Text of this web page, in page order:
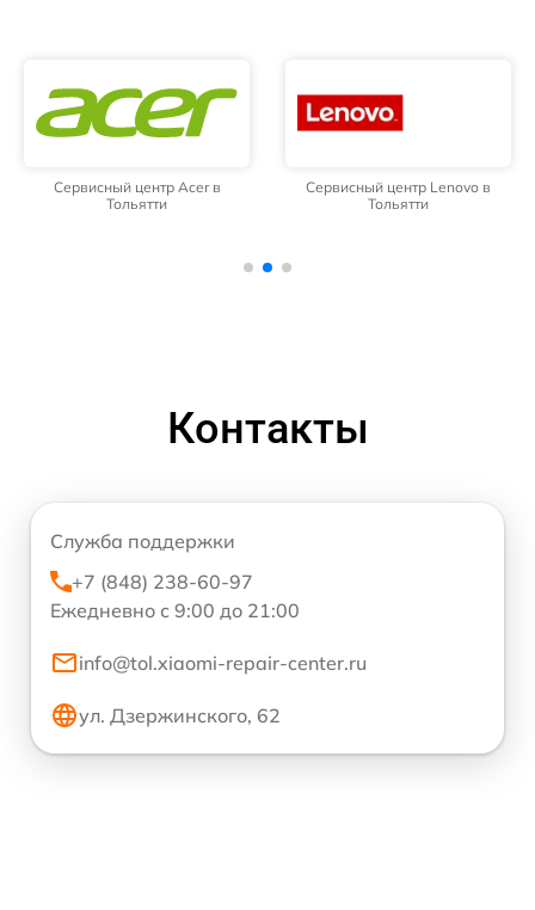
Сервисный центр Acer в
Тольятти
Сервисный центр Lenovo в
Тольятти
Контакты
Служба поддержки
+7 (848) 238-60-97
Ежедневно с 9:00 до 21:00
info@tol.xiaomi-repair-center.ru
ул. Дзержинского, 62